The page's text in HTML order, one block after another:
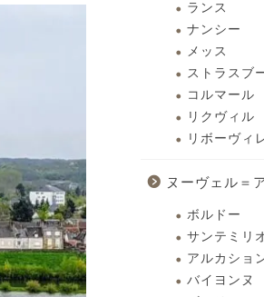
ランス
ナンシー
メッス
ストラスブ
コルマール
リクヴィル
リボーヴィ
ヌーヴェル＝
ボルドー
サンテミリ
アルカショ
バイヨンヌ